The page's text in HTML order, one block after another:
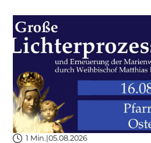
1 Min.|05.08.2026